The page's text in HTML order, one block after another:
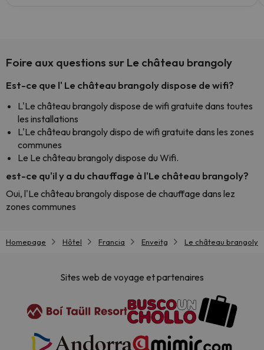
Foire aux questions sur Le château brangoly
Est-ce que l' Le château brangoly dispose de wifi?
L'Le château brangoly dispose de wifi gratuite dans toutes
les installations
L'Le château brangoly dispo de wifi gratuite dans les zones
communes
Le Le château brangoly dispose du Wifi.
est-ce qu'il y a du chauffage à l'Le château brangoly?
Oui, l'Le château brangoly dispose de chauffage dans lez
zones communes
Homepage Hôtel Francia Enveitg Le château brangoly
Sites web de voyage et partenaires